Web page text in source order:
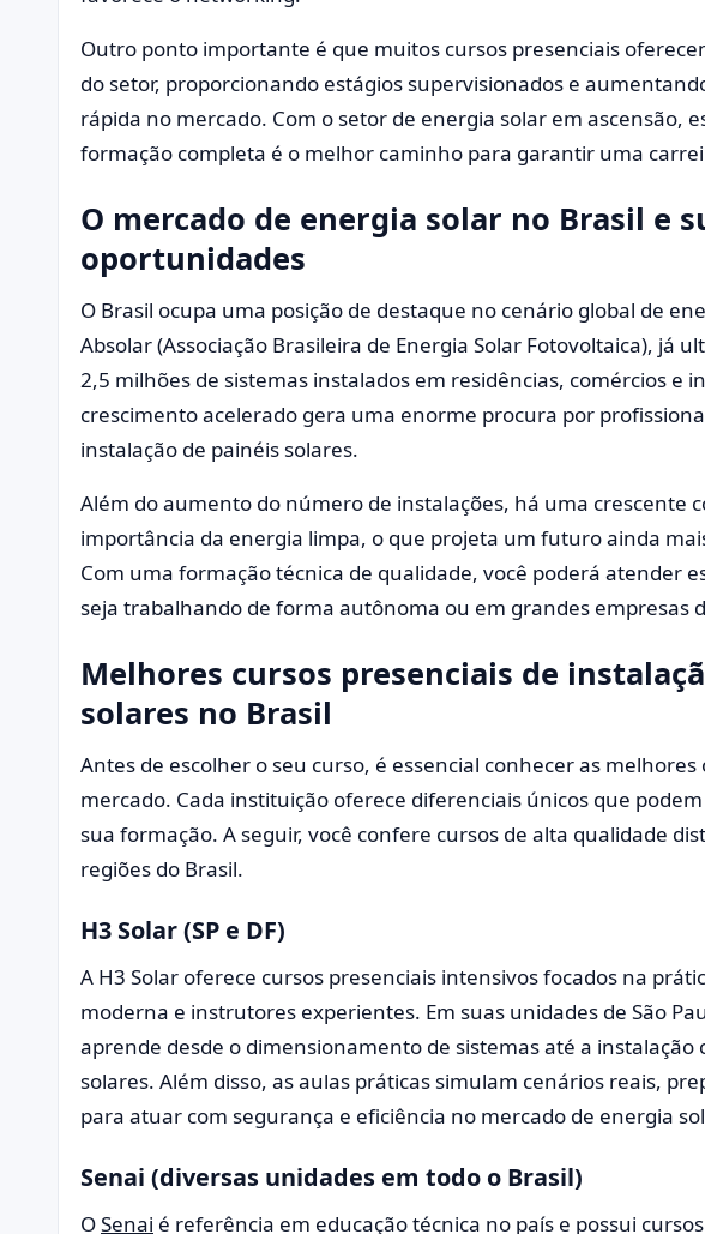
Outro ponto importante é que muitos cursos presenciais
do setor, proporcionando estágios supervisionados e
rápida no mercado. Com o setor de energia solar em ascensão,
formação completa é o melhor caminho para garantir uma
O mercado de energia solar no Brasil e
oportunidades
O Brasil ocupa uma posição de destaque no cenário global de
Absolar (Associação Brasileira de Energia Solar Fotovoltaica), já
2,5 milhões de sistemas instalados em residências, comércios e
crescimento acelerado gera uma enorme procura por
instalação de painéis solares.
Além do aumento do número de instalações, há uma crescente
importância da energia limpa, o que projeta um futuro ainda
Com uma formação técnica de qualidade, você poderá atender
seja trabalhando de forma autônoma ou em grandes empresas
Melhores cursos presenciais de
solares no Brasil
Antes de escolher o seu curso, é essencial conhecer as melhores
mercado. Cada instituição oferece diferenciais únicos que
sua formação. A seguir, você confere cursos de alta qualidade
regiões do Brasil.
H3 Solar (SP e DF)
A H3 Solar oferece cursos presenciais intensivos focados na
moderna e instrutores experientes. Em suas unidades de São
aprende desde o dimensionamento de sistemas até a instalação
solares. Além disso, as aulas práticas simulam cenários reais,
para atuar com segurança e eficiência no mercado de energia
Senai (diversas unidades em todo o Brasil)
OSenai é referência em educação técnica no país e possui